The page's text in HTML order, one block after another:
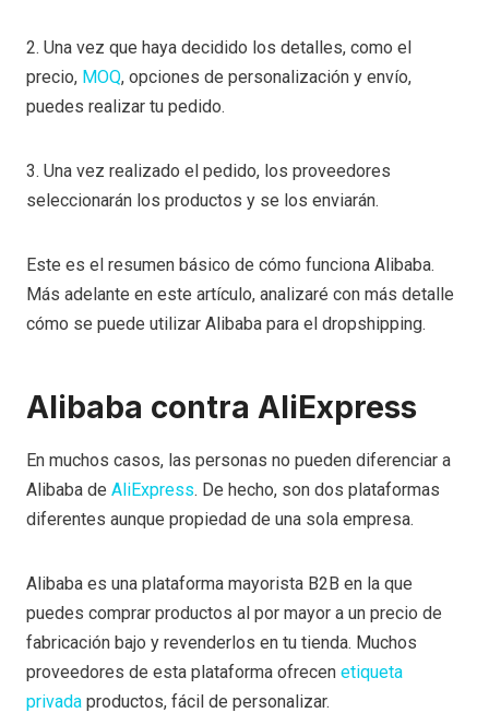
2. Una vez que haya decidido los detalles, como el
precio, MOQ, opciones de personalización y envío,
puedes realizar tu pedido.
3. Una vez realizado el pedido, los proveedores
seleccionarán los productos y se los enviarán.
Este es el resumen básico de cómo funciona Alibaba.
Más adelante en este artículo, analizaré con más detalle
cómo se puede utilizar Alibaba para el dropshipping.
Alibaba contra AliExpress
En muchos casos, las personas no pueden diferenciar a
Alibaba de AliExpress. De hecho, son dos plataformas
diferentes aunque propiedad de una sola empresa.
Alibaba es una plataforma mayorista B2B en la que
puedes comprar productos al por mayor a un precio de
fabricación bajo y revenderlos en tu tienda. Muchos
proveedores de esta plataforma ofrecen etiqueta
privada productos, fácil de personalizar.